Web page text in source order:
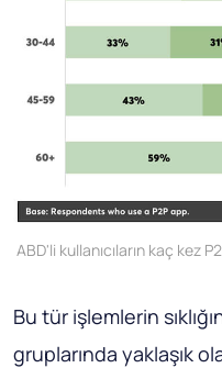
ABD'li kullanıcıların kaç kez
Bu tür işlemlerin
gruplarında yaklaşık